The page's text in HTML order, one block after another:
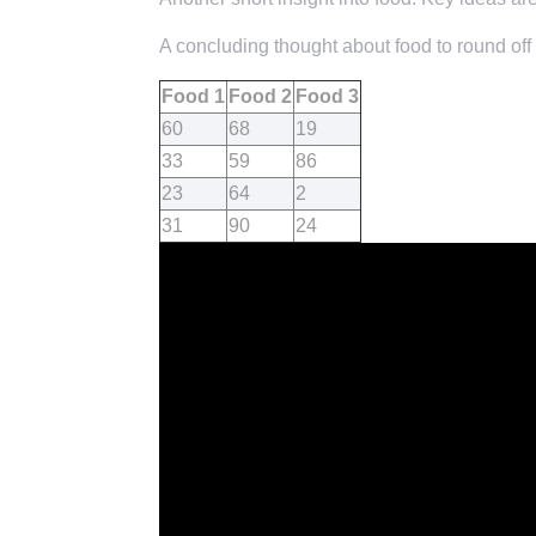
A concluding thought about food to round off
Food 1 Food 2 Food 3
60
68
19
33
59
86
23
64
2
31
90 24